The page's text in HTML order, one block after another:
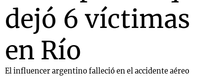
dejó 6 víctimas
en Río
El influencer argentino falleció en el accidente aéreo